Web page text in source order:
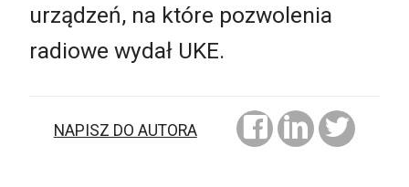
urządzeń, na które pozwolenia
radiowe wydał UKE.
NAPISZ DO AUTORA